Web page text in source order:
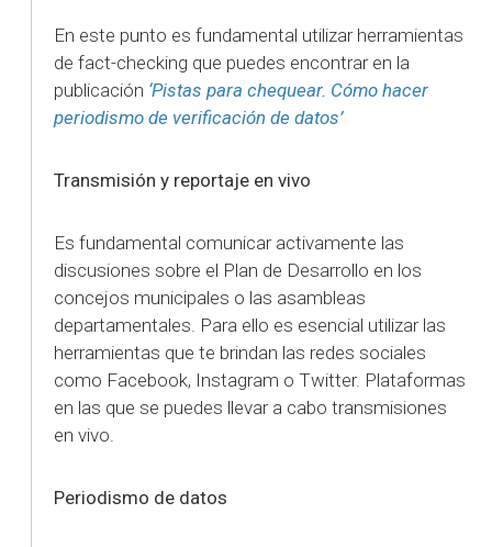
En este punto es fundamental utilizar herramientas
de fact-checking que puedes encontrar en la
publicación ‘Pistas para chequear. Cómo hacer
periodismo de verificación de datos’
Transmisión y reportaje en vivo
Es fundamental comunicar activamente las
discusiones sobre el Plan de Desarrollo en los
concejos municipales o las asambleas
departamentales. Para ello es esencial utilizar las
herramientas que te brindan las redes sociales
como Facebook, Instagram o Twitter. Plataformas
en las que se puedes llevar a cabo transmisiones
en vivo.
Periodismo de datos